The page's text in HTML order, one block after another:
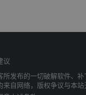
议
发布的一切破解软件、
自网络，版权争议与本